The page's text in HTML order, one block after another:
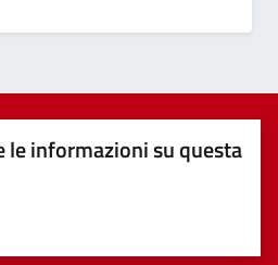
le informazioni su questa
su 5
su 5
5